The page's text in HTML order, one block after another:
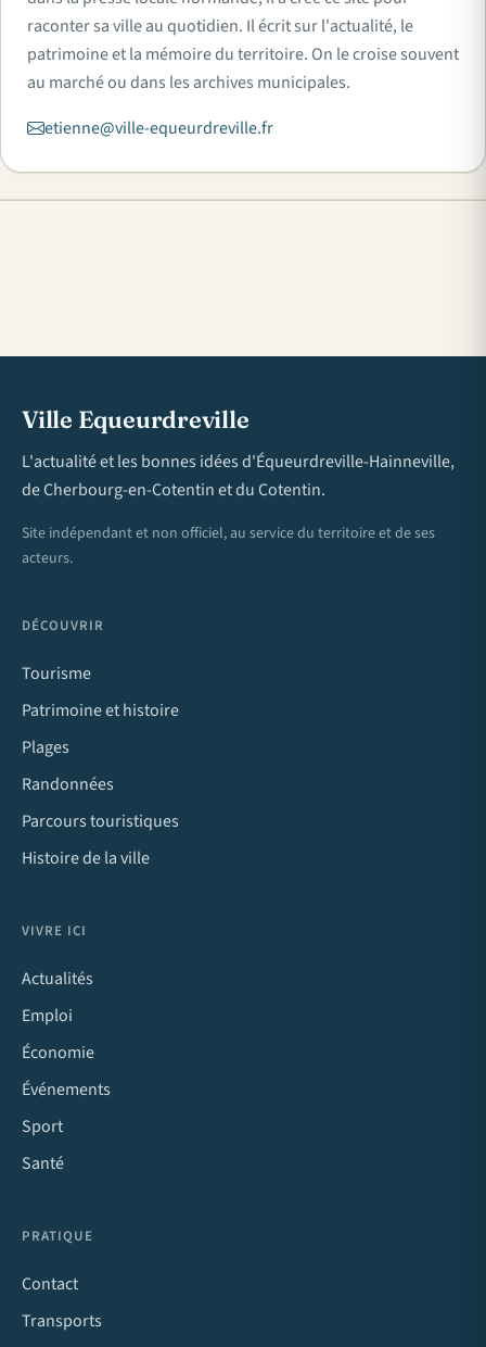
raconter sa ville au quotidien. Il écrit sur l'actualité, le
patrimoine et la mémoire du territoire. On le croise souvent
au marché ou dans les archives municipales.
etienne@ville-equeurdreville.fr
Ville Equeurdreville
L'actualité et les bonnes idées d'Équeurdreville-Hainneville,
de Cherbourg-en-Cotentin et du Cotentin.
Site indépendant et non officiel, au service du territoire et de ses
acteurs.
DÉCOUVRIR
Tourisme
Patrimoine et histoire
Plages
Randonnées
Parcours touristiques
Histoire de la ville
VIVRE ICI
Actualités
Emploi
Économie
Événements
Sport
Santé
PRATIQUE
Contact
Transports